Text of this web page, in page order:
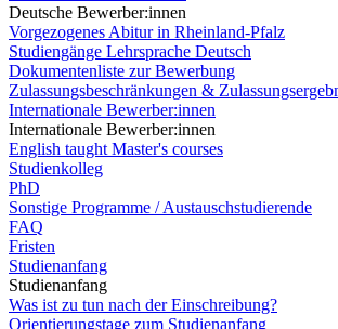
Deutsche Bewerber:innen
Vorgezogenes Abitur in Rheinland-Pfalz
Studiengänge Lehrsprache Deutsch
Dokumentenliste zur Bewerbung
Zulassungsbeschränkungen &
Internationale Bewerber:innen
Internationale Bewerber:innen
English taught Master's courses
Studienkolleg
PhD
Sonstige Programme / Austauschstudierende
FAQ
Fristen
Studienanfang
Studienanfang
Was ist zu tun nach der Einschreibung?
Orientierungstage zum Studienanfang